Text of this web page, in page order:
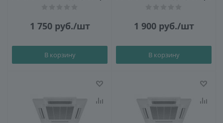
1 750руб./шт
В корзину
1 900руб./шт
В корзину